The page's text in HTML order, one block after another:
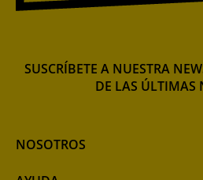
NOSOTROS
SUSCRÍBETE A NUESTRA
DE LAS ÚLTIMAS